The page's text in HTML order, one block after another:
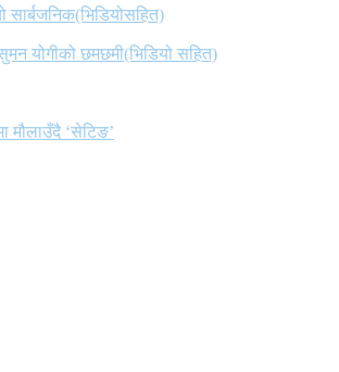
सुमन योगीको छमछमी(भिडियो सहित)
मौलाउँदै ‘सेटिङ’